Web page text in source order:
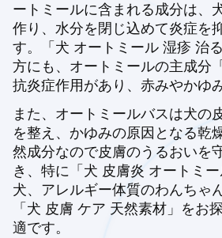
ートミールに含まれる成分は、
作り、水分を閉じ込めて炎症を
す。「犬 オートミール 湿疹 治
方にも、オートミールの主成分
抗炎症作用があり、赤みやかゆ
また、オートミールバスは犬の
を整え、かゆみの原因となる乾
然成分なので皮膚のうるおいを
き、特に「犬 皮膚炎 オートミ
犬、アレルギー体質のわんちゃ
「犬 皮膚 ケア 天然素材」をお
適です。